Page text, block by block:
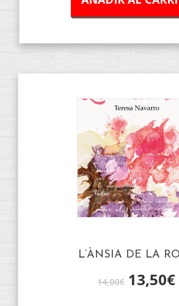
L’ÀNSIA DE LA
14,00€ 13,50€